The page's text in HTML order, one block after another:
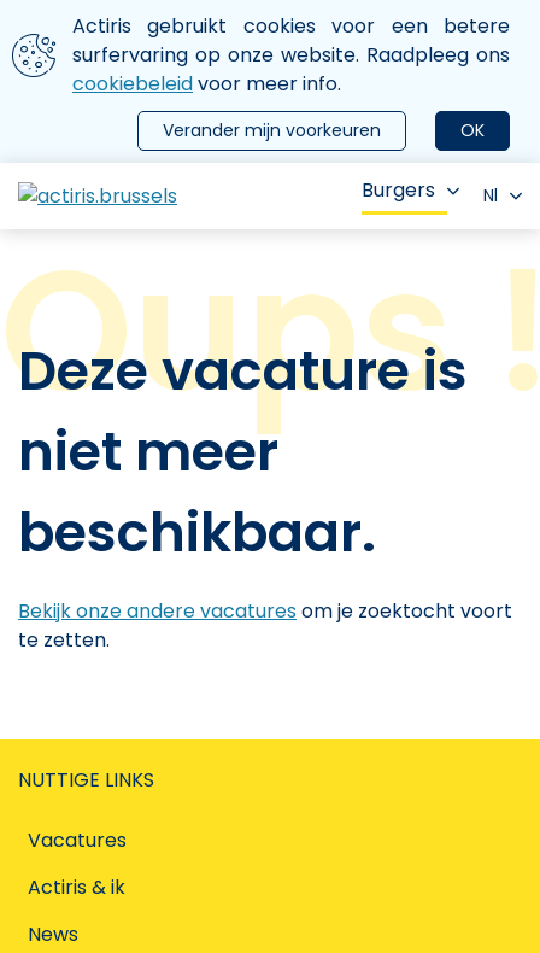
Aller au contenu principal
We gebruiken cookies
Actiris gebruikt cookies voor een betere
surfervaring op onze website. Raadpleeg ons
cookiebeleidvoor meer info.
OK
Verander mijn voorkeuren
le menu
Burgers Nl
Deze vacature is
niet meer
beschikbaar.
Bekijk onze andere vacaturesom je zoektocht voort
te zetten.
NUTTIGE LINKS
Vacatures
Actiris & ik
News